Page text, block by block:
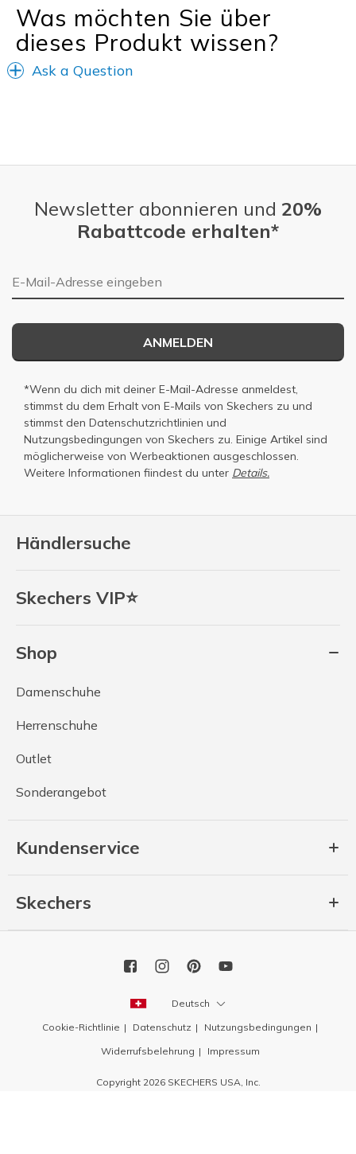
Sizing Feels true to size
Was möchten Sie über
dieses Produkt wissen?
Ask a Question
Händlersuche
Skechers VIP⭐
Shop
Damenschuhe
Herrenschuhe
Outlet
Sonderangebot
Kundenservice
Skechers
Newsletter abonnieren und 20%
Rabattcode erhalten*
E-Mail-Adresse
ANMELDEN
*Wenn du dich mit deiner E-Mail-Adresse anmeldest,
stimmst du dem Erhalt von E-Mails von Skechers zu und
stimmst den Datenschutzrichtlinien und
Nutzungsbedingungen von Skechers zu. Einige Artikel sind
möglicherweise von Werbeaktionen ausgeschlossen.
Weitere Informationen fiindest du unter Details.
Deutsch
Cookie-Richtlinie Datenschutz
Nutzungsbedingungen
Widerrufsbelehrung
Impressum
Copyright 2026 SKECHERS USA, Inc.